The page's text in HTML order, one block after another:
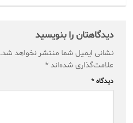
دیدگاهتان را بنویسید
نشانی ایمیل شما منتشر نخواهد شد.
علامت‌گذاری شده‌اند*
دیدگاه *